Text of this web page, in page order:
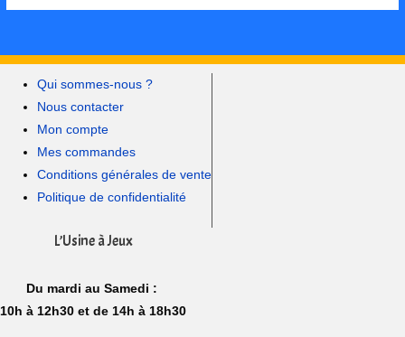
Qui sommes-nous ?
Nous contacter
Mon compte
Mes commandes
Conditions générales de vente
Politique de confidentialité
L’Usine à Jeux
Du mardi au Samedi :
10h à 12h30 et de 14h à 18h30